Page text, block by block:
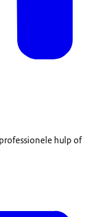
hulp of